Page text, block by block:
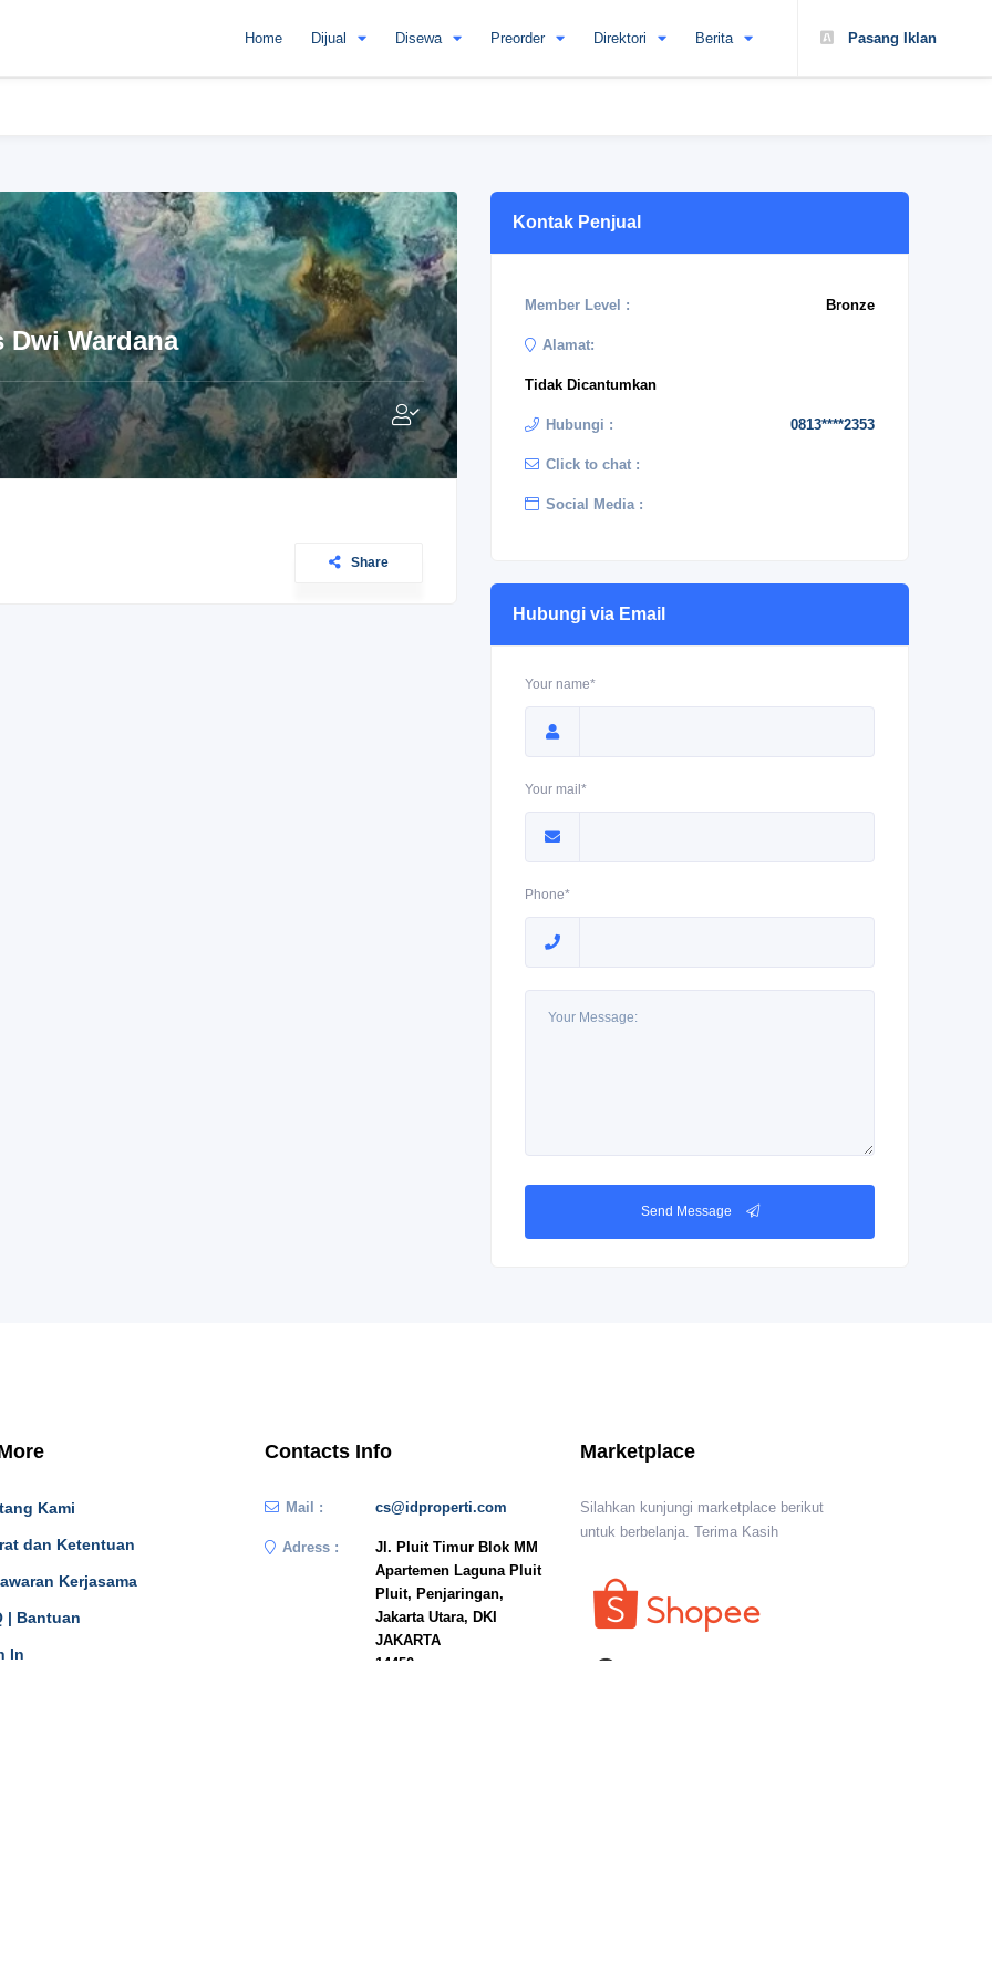
Pasang Iklan
Home Dijual Disewa Preorder Direktori Berita
Dwi Wardana
Share
Kontak Penjual
Member Level : Bronze
Alamat:
Tidak Dicantumkan
Hubungi : 0813****2353
Click to chat :
Social Media :
Hubungi via Email
Your name*
Your mail*
Phone*
Send Message
Kami
dan Ketentuan
Kerjasama
| Bantuan
In
Contacts Info
Mail : cs@idproperti.com
Adress :
Jl. Pluit Timur Blok MM
Apartemen Laguna Pluit
Pluit, Penjaringan,
Jakarta Utara, DKI
JAKARTA
14450
Marketplace
Silahkan kunjungi marketplace berikut
untuk berbelanja. Terima Kasih